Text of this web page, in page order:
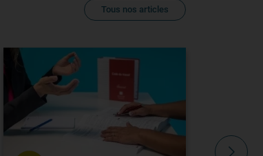
Tous nos articles